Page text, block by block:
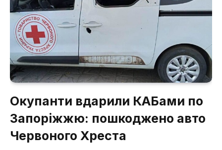
Окупанти вдарили КАБами по
Запоріжжю: пошкоджено авто
Червоного Хреста